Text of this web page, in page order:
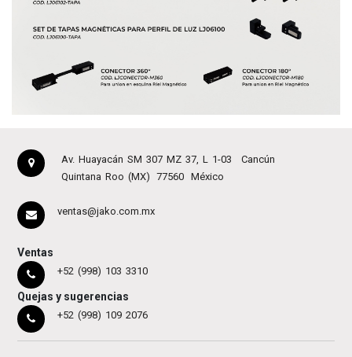
Av. Huayacán SM 307 MZ 37, L 1-03
Cancún
Quintana Roo (MX)
77560 México
ventas@jako.com.mx
Ventas
+52 (998) 103 3310
Quejas y sugerencias
+52 (998) 109 2076